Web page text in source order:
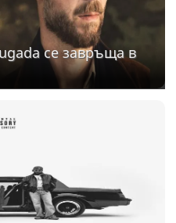
се завръща в